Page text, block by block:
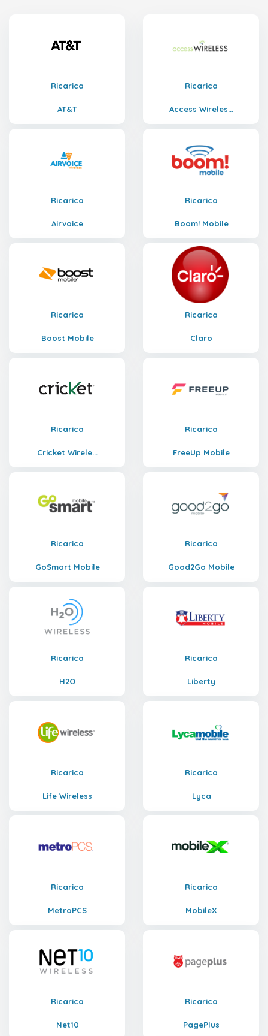
Ricarica
AT&T
Ricarica
Access Wireles...
Ricarica
Airvoice
Ricarica
Boom! Mobile
Ricarica
Boost Mobile
Ricarica
Claro
Ricarica
Cricket Wirele...
Ricarica
FreeUp Mobile
Ricarica
GoSmart Mobile
Ricarica
Good2Go Mobile
Ricarica
H2O
Ricarica
Liberty
Ricarica
Life Wireless
Ricarica
Lyca
Ricarica
MetroPCS
Ricarica
MobileX
Ricarica
Net10
Ricarica
PagePlus